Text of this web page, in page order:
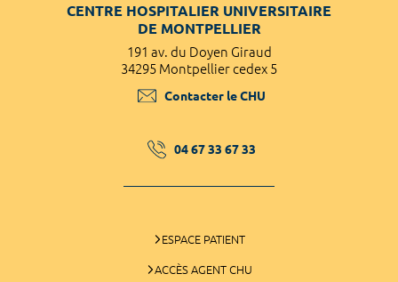
CENTRE HOSPITALIER UNIVERSITAIRE
DE MONTPELLIER
191 av. du Doyen Giraud
34295 Montpellier cedex 5
Contacter le CHU
04 67 33 67 33
ESPACE PATIENT
ACCÈS AGENT CHU